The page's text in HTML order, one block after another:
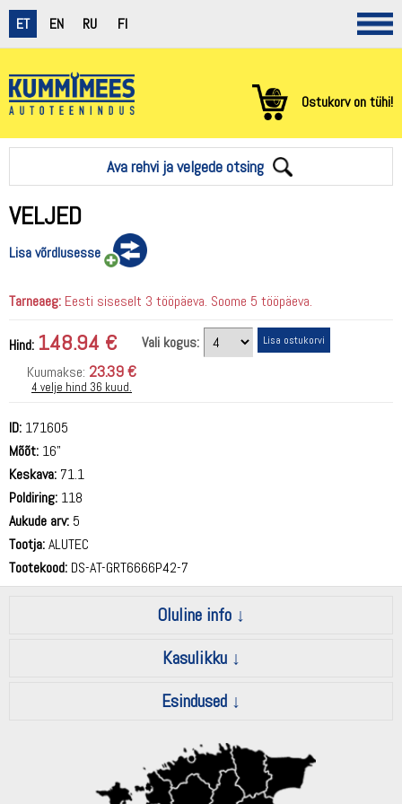
ET EN RU FI
Ostukorv on tühi!
Ava rehvi ja velgede otsing
VELJED
Lisa võrdlusesse
Tarneaeg: Eesti siseselt 3 tööpäeva. Soome 5 tööpäeva.
Hind: 148.94 €
Vali kogus:
Kuumakse: 23.39 €
4 velje hind 36 kuud.
ID: 171605
Mõõt: 16"
Keskava: 71.1
Poldiring: 118
Aukude arv: 5
Tootja:ALUTEC
Tootekood: DS-AT-GRT6666P42-7
Oluline info
Kasulikku
Esindused